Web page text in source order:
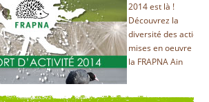
2014 est là !
Découvrez la
diversité des actions
mises en oeuvre par
la FRAPNA Ain